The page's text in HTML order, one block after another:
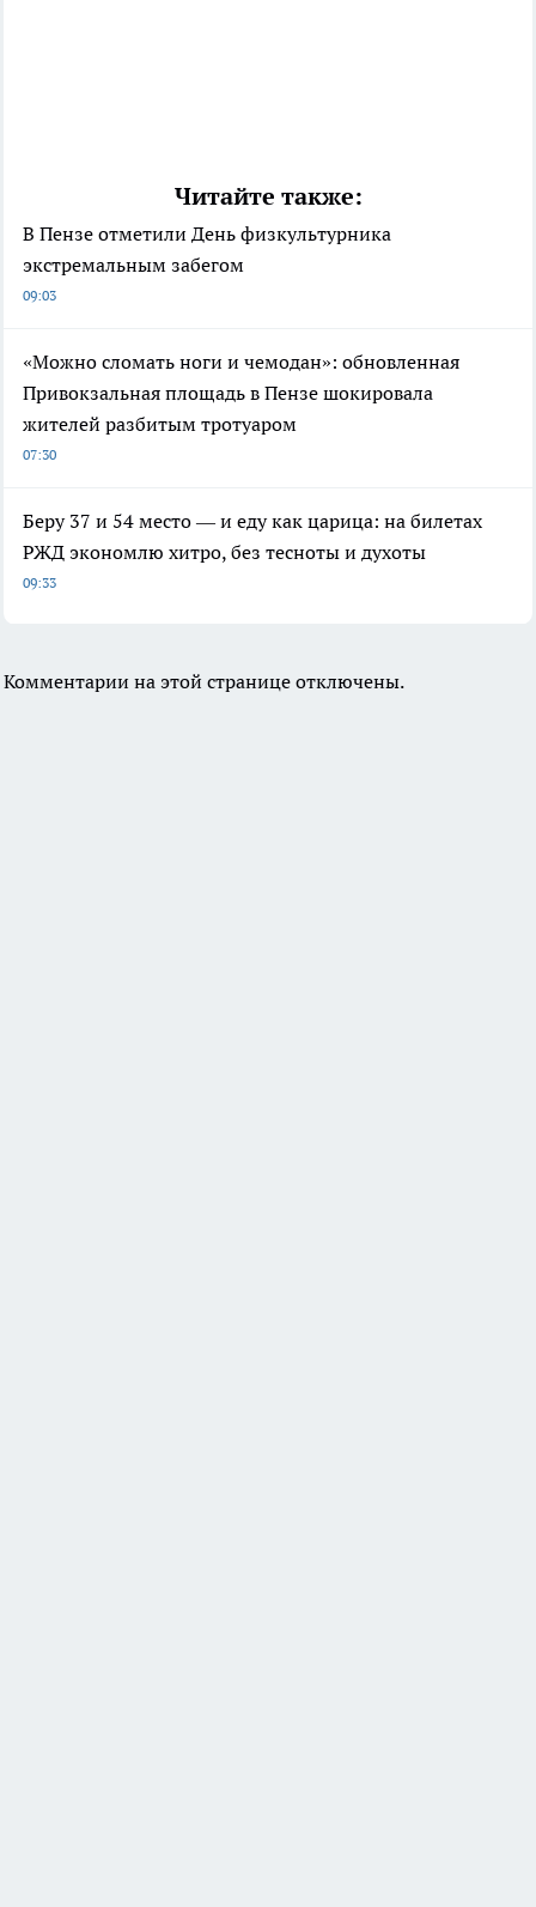
Читайте также:
В Пензе отметили День физкультурника
экстремальным забегом
09:03
«Можно сломать ноги и чемодан»: обновленная
Привокзальная площадь в Пензе шокировала
жителей разбитым тротуаром
07:30
Беру 37 и 54 место — и еду как царица: на билетах
РЖД экономлю хитро, без тесноты и духоты
09:33
Комментарии на этой странице отключены.